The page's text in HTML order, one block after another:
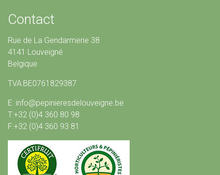
Contact
Rue de La Gendarmerie 38
4141 Louveigné
Belgique
TVA:BE0761829387
E: info@pepinieresdelouveigne.be
T:+32 (0)4 360 80 98
F:+32 (0)4 360 93 81